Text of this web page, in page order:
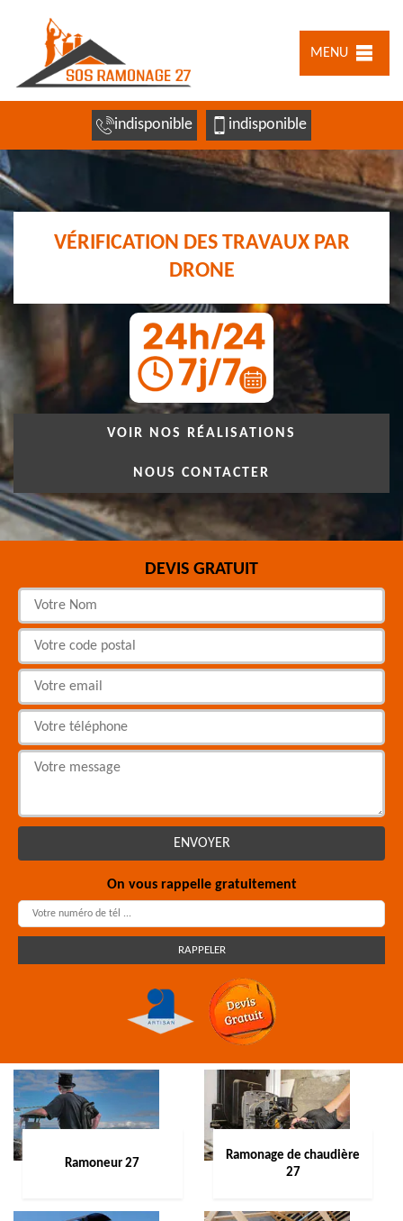
MENU
indisponible indisponible
VÉRIFICATION DES TRAVAUX PAR
DRONE
VOIR NOS RÉALISATIONS
NOUS CONTACTER
DEVIS GRATUIT
On vous rappelle gratuitement
Ramoneur 27
Ramonage de chaudière
27